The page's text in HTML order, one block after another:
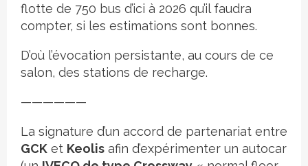
flotte de 750 bus d’ici à 2026 qu’il faudra
compter, si les estimations sont bonnes.
D’où l’évocation persistante, au cours de ce
salon, des stations de recharge.
——————
La signature d’un accord de partenariat entre
GCK et Keolis afin d’expérimenter un autocar